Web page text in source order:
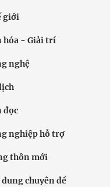
giới
hóa - Giải trí
nghệ
đọc
nghiệp hỗ trợ
thôn mới
chuyên đề